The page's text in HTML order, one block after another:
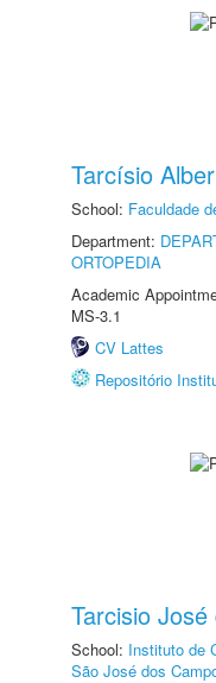
Tarcísio
School: Faculdade
Department:
ORTOPEDIA
Academic
MS-3.1
CV Lattes
Repositório
Tarcisio
School: Instituto de
São José dos